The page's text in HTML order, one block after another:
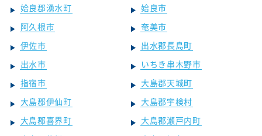
姶良郡湧水町
姶良市
阿久根市
奄美市
伊佐市
出水郡長島町
出水市
いちき串木野市
指宿市
大島郡天城町
大島郡伊仙町
大島郡宇検村
大島郡喜界町
大島郡瀬戸内町